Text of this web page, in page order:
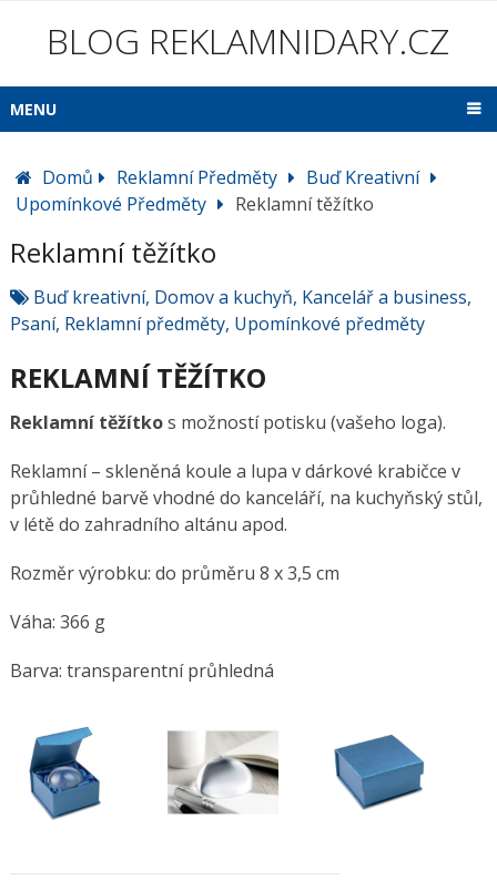
BLOG REKLAMNIDARY.CZ
MENU
Domů Reklamní Předměty
Buď Kreativní
Upomínkové Předměty
Reklamní těžítko
Reklamní těžítko
Buď kreativní, Domov a kuchyň, Kancelář a business,
Psaní, Reklamní předměty, Upomínkové předměty
REKLAMNÍ TĚŽÍTKO
Reklamní těžítkos možností potisku (vašeho loga).
Reklamní – skleněná koule a lupa v dárkové krabičce v
průhledné barvě vhodné do kanceláří, na kuchyňský stůl,
v létě do zahradního altánu apod.
Rozměr výrobku: do průměru 8 x 3,5 cm
Váha: 366 g
Barva: transparentní průhledná